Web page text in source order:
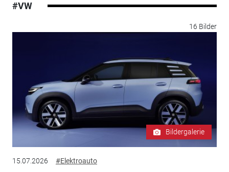
#VW
16 Bilder
Bildergalerie
15.07.2026 #Elektroauto